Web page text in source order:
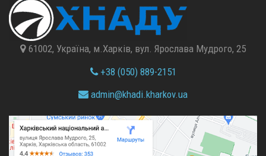
61002, Україна, м.Харків, вул. Ярослава Мудрого, 25
+38 (050) 889-2151
admin@khadi.kharkov.ua